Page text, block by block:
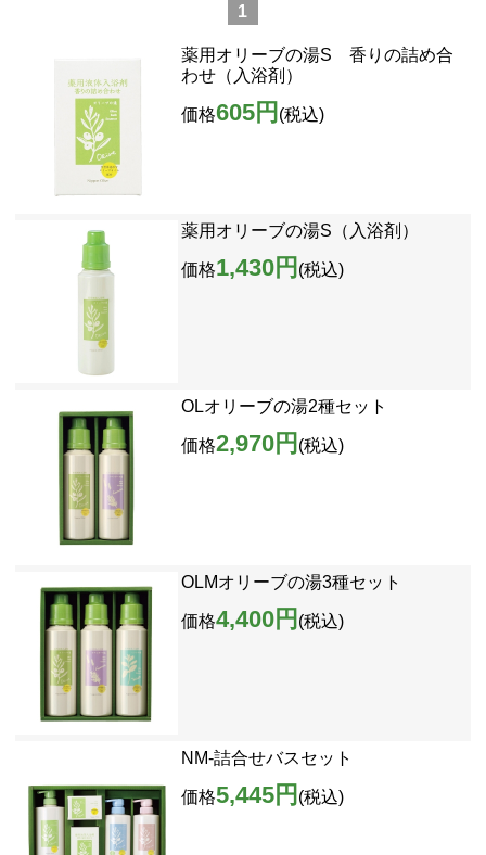
1
薬用オリーブの湯S 香りの詰め合
わせ（入浴剤）
価格605円 (税込)
薬用オリーブの湯S（入浴剤）
価格1,430円 (税込)
OLオリーブの湯2種セット
価格2,970円 (税込)
OLMオリーブの湯3種セット
価格4,400円 (税込)
NM-詰合せバスセット
価格5,445円 (税込)